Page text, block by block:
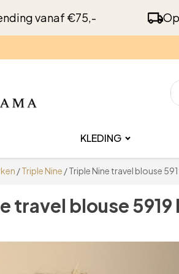
vanaf €75,-
KLEDING
/Triple Nine / Triple Nine travel blouse
travel blouse 5919